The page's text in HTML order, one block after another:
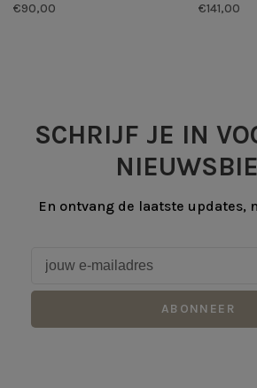
€90,00 €141,00
SCHRIJF JE IN
En ontvang de laatste updates,
ABONNEER